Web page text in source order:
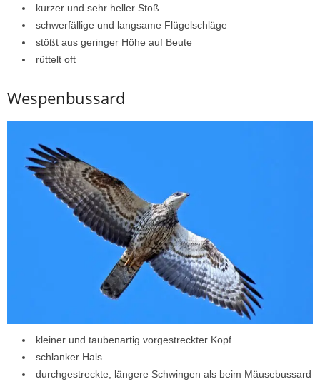
kurzer und sehr heller Stoß
schwerfällige und langsame Flügelschläge
stößt aus geringer Höhe auf Beute
rüttelt oft
Wespenbussard
kleiner und taubenartig vorgestreckter Kopf
schlanker Hals
durchgestreckte, längere Schwingen als beim Mäusebussard